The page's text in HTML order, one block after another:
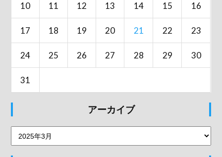
10 11 12 13 14 15 16
17 18 19 20 21 22 23
24 25 26 27 28 29 30
31
アーカイブ